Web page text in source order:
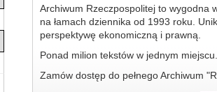
Archiwum Rzeczpospolitej to wygodna
na łamach dziennika od 1993 roku.
perspektywę ekonomiczną i prawną.
Ponad milion tekstów w jednym miejscu.
Zamów dostęp do pełnego Archiwum